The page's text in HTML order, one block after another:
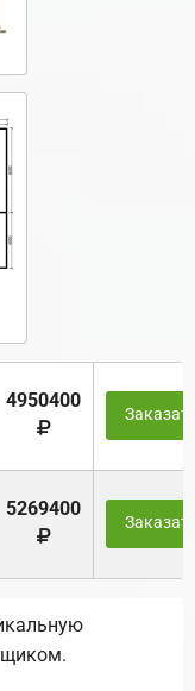
4950400
5269400